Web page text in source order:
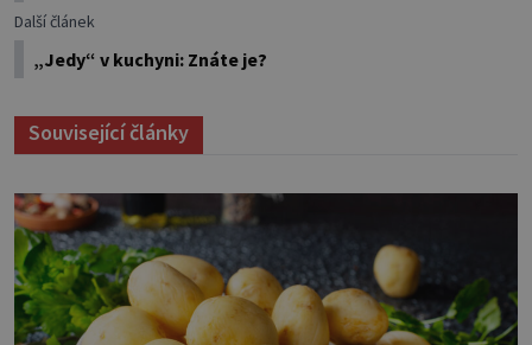
Další článek
„Jedy“ v kuchyni: Znáte je?
Související články